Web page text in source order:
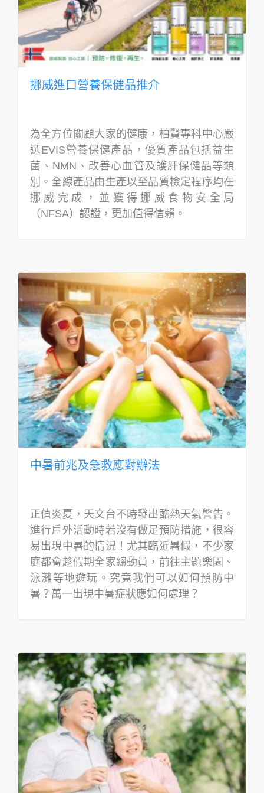
挪威進口營養保健品推介
為全方位關顧大家的健康，柏賢專科中心嚴
選EVIS營養保健產品，優質產品包括益生
菌、NMN、改善心血管及護肝保健品等類
別。全線產品由生產以至品質檢定程序均在
挪威完成，並獲得挪威食物安全局
（NFSA）認證，更加值得信賴。
中暑前兆及急救應對辦法
正值炎夏，天文台不時發出酷熱天氣警告。
進行戶外活動時若沒有做足預防措施，很容
易出現中暑的情況！尤其臨近暑假，不少家
庭都會趁假期全家總動員，前往主題樂園、
泳灘等地遊玩。究竟我們可以如何預防中
暑？萬一出現中暑症狀應如何處理？